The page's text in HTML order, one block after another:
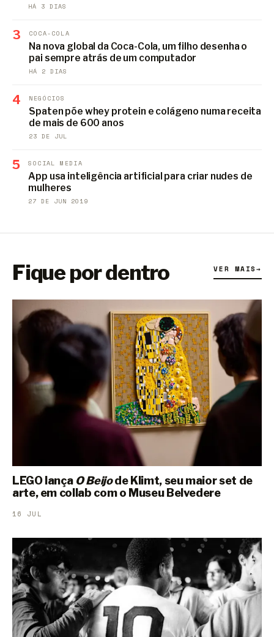
HÁ 3 DIAS
3 COCA-COLA
Na nova global da Coca-Cola, um filho desenha o
pai sempre atrás de um computador
HÁ 2 DIAS
4 NEGÓCIOS
Spaten põe whey protein e colágeno numa receita
de mais de 600 anos
23 DE JUL
5 SOCIAL MEDIA
App usa inteligência artificial para criar nudes de
mulheres
27 DE JUN 2019
Fique por dentro VER MAIS→
LEGO lança O Beijode Klimt, seu maior set de
arte, em collab com o Museu Belvedere
16 JUL